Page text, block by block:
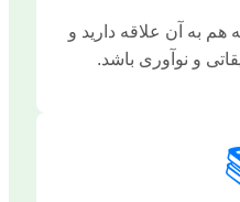
به آن علاقه دارید و
و نوآوری باشد.